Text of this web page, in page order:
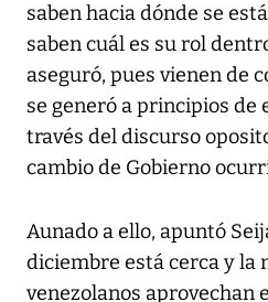
saben hacia dónde se
saben cuál es su rol
aseguró, pues vienen de
se generó a principios de
través del discurso
cambio de Gobierno
Aunado a ello, apuntó
diciembre está cerca y la
venezolanos aprovechan